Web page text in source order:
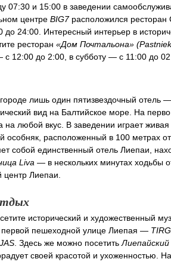
07:30 и 15:00 в заведении
центре BIG7расположился ресторан
24:00. Интересный интерьер в
ресторан «Дом Почтальона»
с 12:00 до 2:00, в субботу — с 11:00 до
лишь один пятизвездочный отель
вид на Балтийское море. На
любой вкус. В заведении играет
особняк, расположенный в 100 метрах
собой единственный отель Лиепаи,
Liva — в нескольких минутах ходьбы
центр Лиепаи.
исторический и художественный
первой пешеходной улице Лиепая —
. Здесь же можно посетить
своей красотой и ухоженностью.